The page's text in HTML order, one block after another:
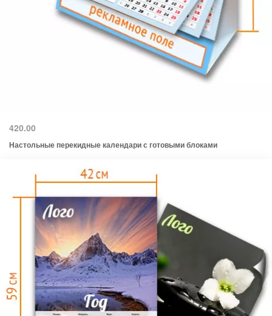
420.00
Настольные перекидные календари с готовыми блоками